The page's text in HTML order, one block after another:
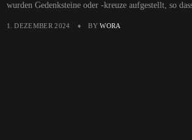
wurden Gedenksteine oder -kreuze aufgestellt, so
1. DEZEMBER 2024 BYWORA